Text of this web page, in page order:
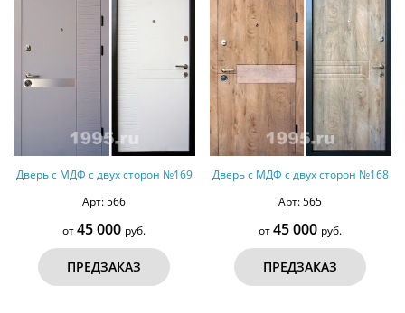
Дверь с МДФ с двух сторон №169
Арт: 566
от45 000 руб.
ПРЕДЗАКАЗ
Дверь с МДФ с двух сторон №168
Арт: 565
от45 000 руб.
ПРЕДЗАКАЗ